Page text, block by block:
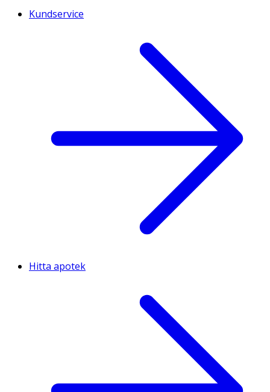
Kundservice
Hitta apotek